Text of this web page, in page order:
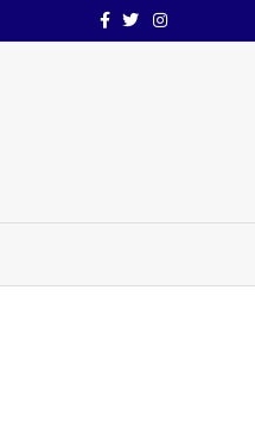
Facebook
TwitterInstagram